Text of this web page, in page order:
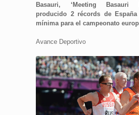
Basauri, ‘Meeting Basauri
producido 2 récords de
mínima para el campeonato
Avance Deportivo